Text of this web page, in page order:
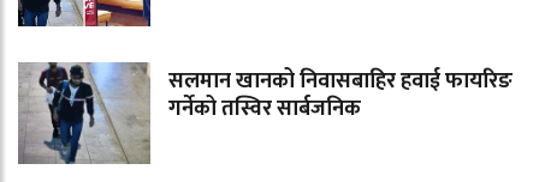
सलमान खानको निवासबाहिर हवाई फायरिङ
गर्नेको तस्विर सार्बजनिक